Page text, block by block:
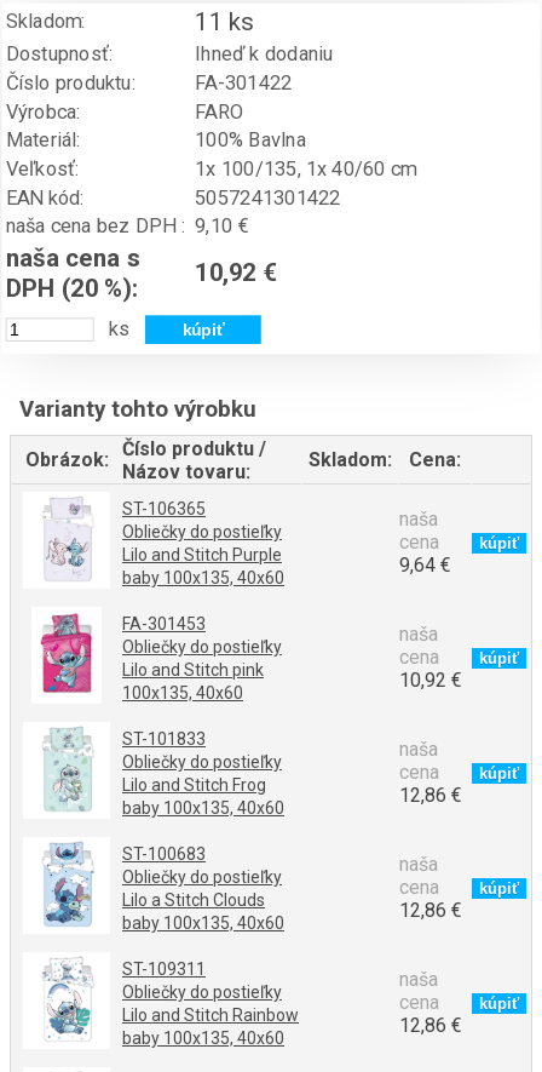
Skladom: 11 ks
Dostupnosť: Ihneď k dodaniu
Číslo produktu:
FA-301422
Výrobca:
FARO
Materiál:
100% Bavlna
Veľkosť: 1x 100/135, 1x 40/60 cm
EAN kód:
5057241301422
naša cena bez DPH : 9,10 €
naša cena s
DPH (20 %): 10,92 €
ks
Varianty tohto výrobku
Obrázok:
Číslo produktu /
Názov tovaru:
Skladom: Cena:
ST-106365
Obliečky do postieľky
Lilo and Stitch Purple
baby 100x135, 40x60
naša
cena
9,64 €
FA-301453
Obliečky do postieľky
Lilo and Stitch pink
100x135, 40x60
naša
cena
10,92 €
ST-101833
Obliečky do postieľky
Lilo and Stitch Frog
baby 100x135, 40x60
naša
cena
12,86 €
ST-100683
Obliečky do postieľky
Lilo a Stitch Clouds
baby 100x135, 40x60
naša
cena
12,86 €
ST-109311
Obliečky do postieľky
Lilo and Stitch Rainbow
baby 100x135, 40x60
naša
cena
12,86 €